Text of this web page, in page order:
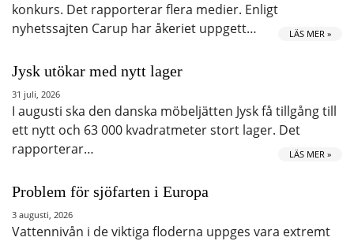
konkurs. Det rapporterar flera medier. Enligt
nyhetssajten Carup har åkeriet uppgett…
LÄS MER »
Jysk utökar med nytt lager
31 juli, 2026
I augusti ska den danska möbeljätten Jysk få tillgång till
ett nytt och 63 000 kvadratmeter stort lager. Det
rapporterar…
LÄS MER »
Problem för sjöfarten i Europa
3 augusti, 2026
Vattennivån i de viktiga floderna uppges vara extremt